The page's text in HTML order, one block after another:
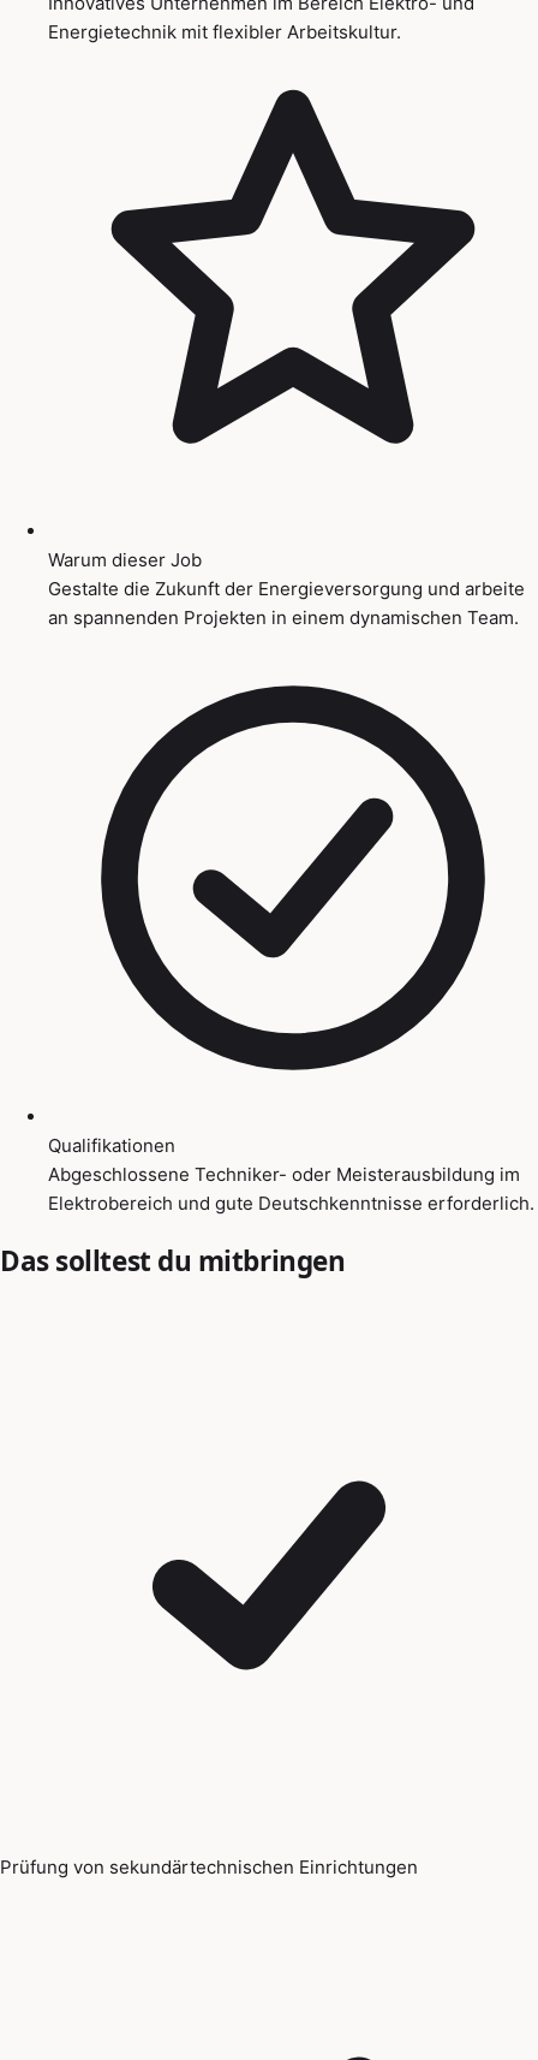
Energietechnik mit flexibler Arbeitskultur.
Warum dieser Job
Gestalte die Zukunft der Energieversorgung und arbeite
an spannenden Projekten in einem dynamischen Team.
Qualifikationen
Abgeschlossene Techniker- oder Meisterausbildung im
Elektrobereich und gute Deutschkenntnisse erforderlich.
Das solltest du mitbringen
Prüfung von sekundärtechnischen Einrichtungen